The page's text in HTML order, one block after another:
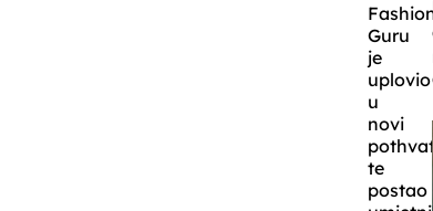
Guru
je
uplovio
u
novi
pothvat
te
postao